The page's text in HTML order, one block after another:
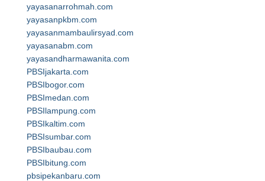
yayasanarrohmah.com
yayasanpkbm.com
yayasanmambaulirsyad.com
yayasanabm.com
yayasandharmawanita.com
PBSIjakarta.com
PBSIbogor.com
PBSImedan.com
PBSIlampung.com
PBSIkaltim.com
PBSIsumbar.com
PBSIbaubau.com
PBSIbitung.com
pbsipekanbaru.com